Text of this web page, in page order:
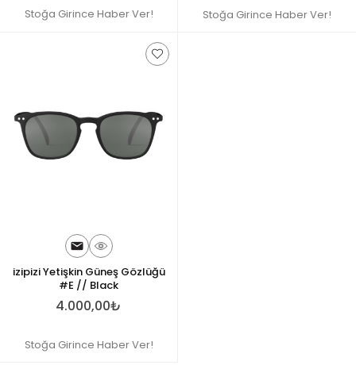
Stoğa Girince Haber Ver! Stoğa Girince Haber Ver!
izipizi Yetişkin Güneş Gözlüğü
#E // Black
4.000,00₺
Stoğa Girince Haber Ver!